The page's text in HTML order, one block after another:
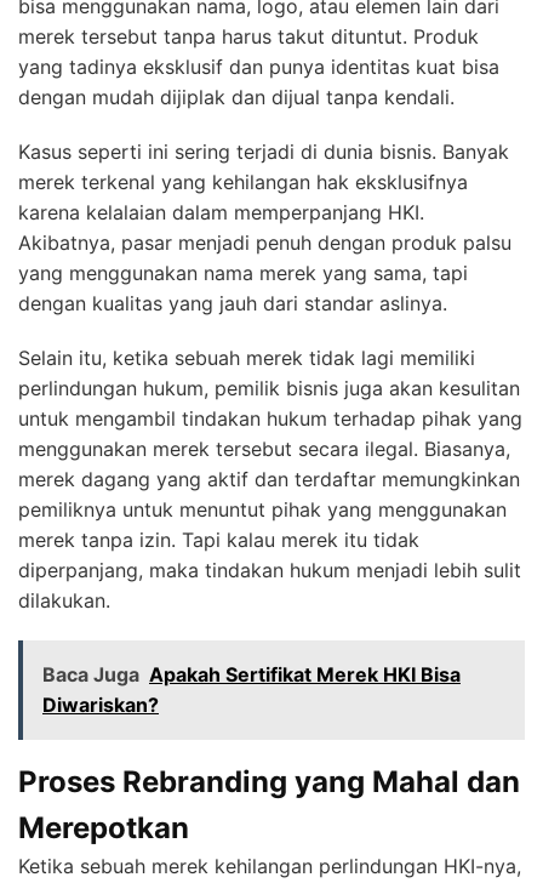
bisa menggunakan nama, logo, atau elemen lain dari
merek tersebut tanpa harus takut dituntut. Produk
yang tadinya eksklusif dan punya identitas kuat bisa
dengan mudah dijiplak dan dijual tanpa kendali.
Kasus seperti ini sering terjadi di dunia bisnis. Banyak
merek terkenal yang kehilangan hak eksklusifnya
karena kelalaian dalam memperpanjang HKI.
Akibatnya, pasar menjadi penuh dengan produk palsu
yang menggunakan nama merek yang sama, tapi
dengan kualitas yang jauh dari standar aslinya.
Selain itu, ketika sebuah merek tidak lagi memiliki
perlindungan hukum, pemilik bisnis juga akan kesulitan
untuk mengambil tindakan hukum terhadap pihak yang
menggunakan merek tersebut secara ilegal. Biasanya,
merek dagang yang aktif dan terdaftar memungkinkan
pemiliknya untuk menuntut pihak yang menggunakan
merek tanpa izin. Tapi kalau merek itu tidak
diperpanjang, maka tindakan hukum menjadi lebih sulit
dilakukan.
Baca Juga Apakah Sertifikat Merek HKI Bisa
Diwariskan?
Proses Rebranding yang Mahal dan
Merepotkan
Ketika sebuah merek kehilangan perlindungan HKI-nya,